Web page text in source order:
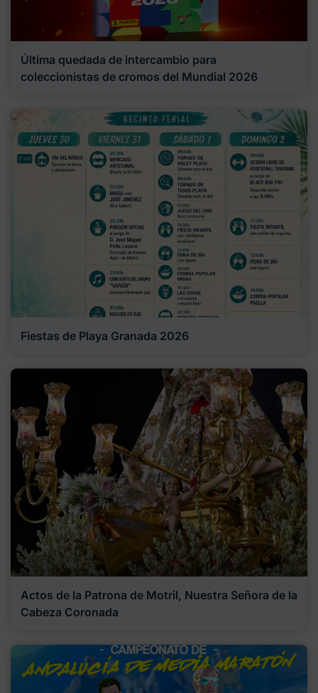
Última quedada de intercambio para
coleccionistas de cromos del Mundial 2026
Fiestas de Playa Granada 2026
Actos de la Patrona de Motril, Nuestra Señora de la
Cabeza Coronada